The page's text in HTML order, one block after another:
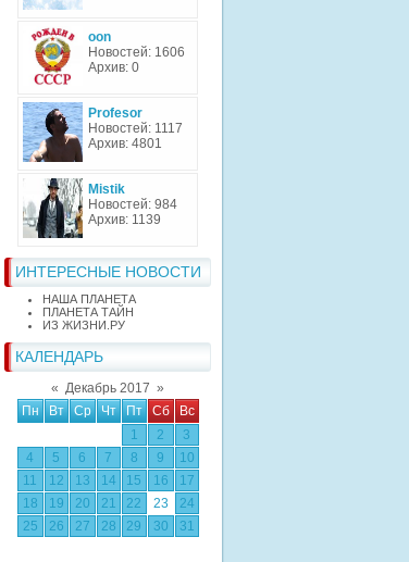
oon
Новостей: 1606
Архив: 0
Profesor
Новостей: 1117
Архив: 4801
Mistik
Новостей: 984
Архив: 1139
ИНТЕРЕСНЫЕ НОВОСТИ
НАША ПЛАНЕТА
ПЛАНЕТА ТАЙН
ИЗ ЖИЗНИ.РУ
КАЛЕНДАРЬ
« Декабрь 2017 »
Пн
Вт Ср Чт Пт Сб
Вс
1
2
3
4
5 6 7 8 9
10
11
12 13 14 15 16
17
18
19 20 21 22 23
24
25
26 27 28 29 30 31